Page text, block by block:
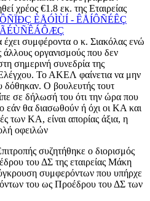
χρέος €1.8 εκ. της Εταιρείας
συμφέροντα ο κ. Σιακόλας ενώ
άλλους οργανισμούς που δεν
σημερινή συνεδρία της
Το ΑΚΕΛ φαίνετια να μην
δόθηκαν. Ο βουλευτής τουτ
σε δήλωσή του ότι την ώρα που
εάν θα διασωθούν ή όχι οι ΚΑ και
των ΚΑ, είναι απορίας άξια, η
οφειλών
συζητήθηκε ο διορισμός
του ΔΣ της εταιρείας Μάκη
συμφερόντων που υπήρχε
του ως Προέδρου του ΔΣ των